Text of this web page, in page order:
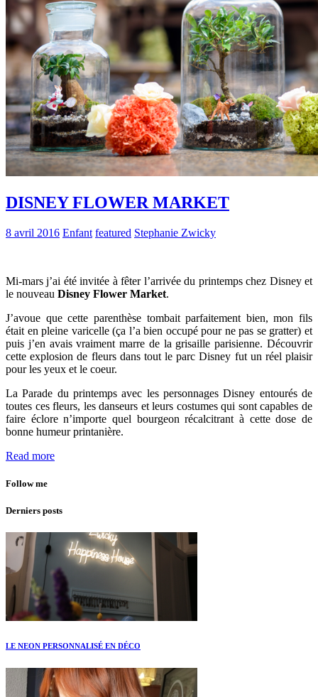
DISNEY FLOWER MARKET
8 avril 2016 Enfant featured Stephanie Zwicky
Mi-mars j’ai été invitée à fêter l’arrivée du printemps chez Disney et
le nouveau Disney Flower Market.
J’avoue que cette parenthèse tombait parfaitement bien, mon fils
était en pleine varicelle (ça l’a bien occupé pour ne pas se gratter) et
puis j’en avais vraiment marre de la grisaille parisienne. Découvrir
cette explosion de fleurs dans tout le parc Disney fut un réel plaisir
pour les yeux et le coeur.
La Parade du printemps avec les personnages Disney entourés de
toutes ces fleurs, les danseurs et leurs costumes qui sont capables de
faire éclore n’importe quel bourgeon récalcitrant à cette dose de
bonne humeur printanière.
Read more
Follow me
Derniers posts
LE NEON PERSONNALISÉ EN DÉCO